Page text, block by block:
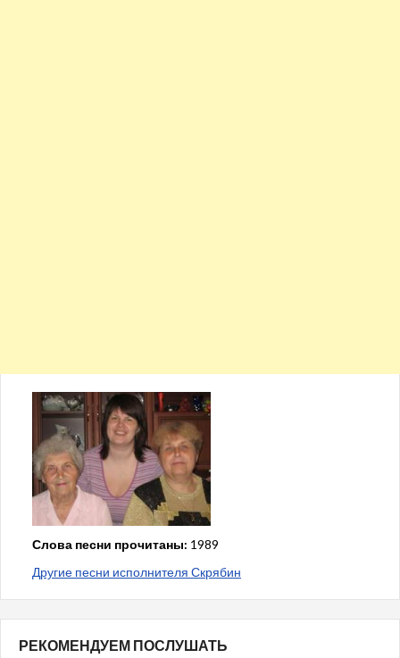
Слова песни прочитаны: 1989
Другие песни исполнителя Скрябин
РЕКОМЕНДУЕМ ПОСЛУШАТЬ